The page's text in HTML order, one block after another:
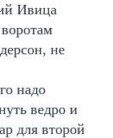
Ивица
не
надо
ведро и
для второй